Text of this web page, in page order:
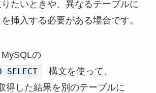
たいときや、異なるテーブルに
挿入する必要がある場合です。
の
SELECT 構文を使って、
得した結果を別のテーブルに